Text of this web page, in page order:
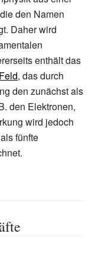
den Namen
Daher wird
enthält das
, das durch
den zunächst als
den Elektronen,
wird jedoch
fünfte